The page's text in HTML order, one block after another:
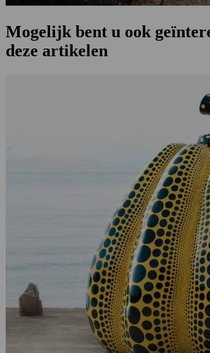
Mogelijk bent u ook
deze artikelen